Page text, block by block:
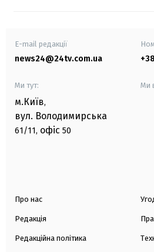
E-mail редакції
news24@24tv.com.ua
Ми тут:
м.Київ,
вул. Володимирська
61/11, офіс 50
Ми
Про нас
Редакція
Редакційна політика